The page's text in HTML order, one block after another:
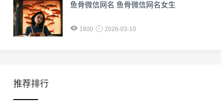
鱼骨微信网名 鱼骨微信网名女生
1800 2026-03-10
推荐排行